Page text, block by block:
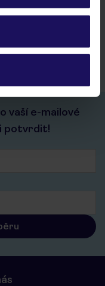
naleznete v
jejich sdílení
nabídky
tvé rezervaci v myTUI
vaší e-mailové
potvrdit!